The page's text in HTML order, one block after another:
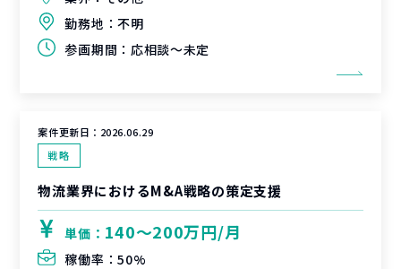
勤務地：不明
参画期間： 応相談～未定
案件更新日： 2026.06.29
戦略
物流業界におけるM&A戦略の策定支援
単価： 140〜200万円/月
稼働率：50%